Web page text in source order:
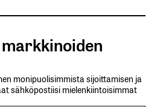
uutiskirje
monipuolisimmista sijoittamisen ja
sähköpostiisi mielenkiintoisimmat